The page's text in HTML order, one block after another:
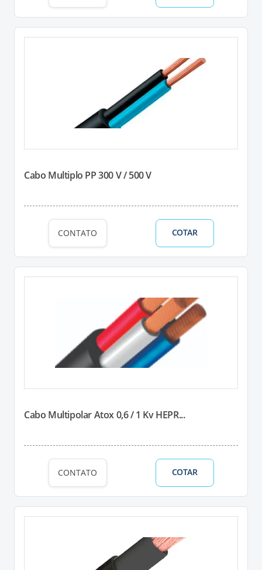
Cabo Multiplo PP 300 V / 500 V
CONTATO COTAR
Cabo Multipolar Atox 0,6 / 1 Kv HEPR...
CONTATO COTAR